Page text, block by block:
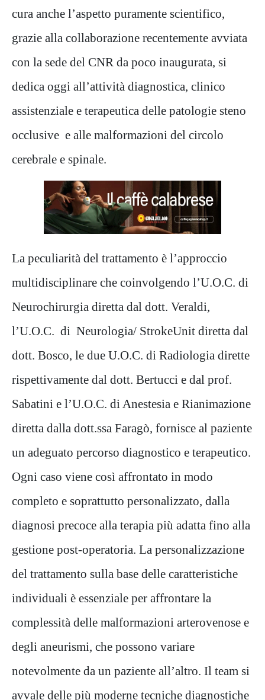
cura anche l’aspetto puramente scientifico,
grazie alla collaborazione recentemente avviata
con la sede del CNR da poco inaugurata, si
dedica oggi all’attività diagnostica, clinico
assistenziale e terapeutica delle patologie steno
occlusive e alle malformazioni del circolo
cerebrale e spinale.
La peculiarità del trattamento è l’approccio
multidisciplinare che coinvolgendo l’U.O.C. di
Neurochirurgia diretta dal dott. Veraldi,
l’U.O.C. di Neurologia/ StrokeUnit diretta dal
dott. Bosco, le due U.O.C. di Radiologia dirette
rispettivamente dal dott. Bertucci e dal prof.
Sabatini e l’U.O.C. di Anestesia e Rianimazione
diretta dalla dott.ssa Faragò, fornisce al paziente
un adeguato percorso diagnostico e terapeutico.
Ogni caso viene così affrontato in modo
completo e soprattutto personalizzato, dalla
diagnosi precoce alla terapia più adatta fino alla
gestione post-operatoria. La personalizzazione
del trattamento sulla base delle caratteristiche
individuali è essenziale per affrontare la
complessità delle malformazioni arterovenose e
degli aneurismi, che possono variare
notevolmente da un paziente all’altro. Il team si
avvale delle più moderne tecniche diagnostiche